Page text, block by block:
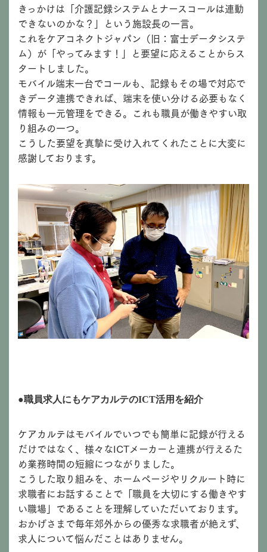
きっかけは「介護記録システムとナースコールは連動
できないのかな？」という施設長の一言。
これをケアコネクトジャパン（旧：富士データシステ
ム）が「やってみます！」と要望に応えることからス
タートしました。
モバイル端末一台でコールも、記録もその場で対応で
きデータ連携できれば、端末を使い分ける必要もなく
情報も一元管理をできる。これも職員が働きやすい取
り組みの一つ。
こうした要望を真摯に受け入れてくれたことに大変に
感謝しております。
●職員求人にもケアカルテのICT活用を紹介
ケアカルテはモバイルでいつでも簡単に記録が行える
だけではなく、様々なICTメーカーと連携が行えるた
め業務時間の短縮につながりました。
こうした取り組みを、ホームページやリクルート時に
求職者にお話することで「職員を大切にする働きやす
い職場」であることを理解していただいております。
おかげさまで毎年郊外からの優秀な求職者が絶えず、
求人について悩んだことはありません。